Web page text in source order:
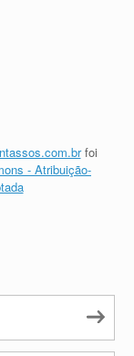
foi
- Atribuição-